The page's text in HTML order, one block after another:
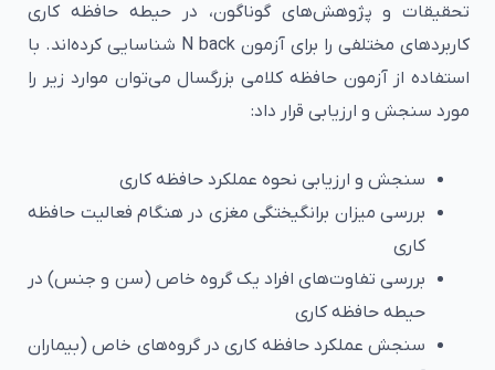
تحقیقات و پژوهش‌های گوناگون، در حیطه حافظه کاری
کاربردهای مختلفی را برای آزمون N back شناسایی کرده‌اند. با
استفاده از آزمون حافظه کلامی بزرگسال می‌توان موارد زیر را
مورد سنجش و ارزیابی قرار داد:
سنجش و ارزیابی نحوه عملکرد حافظه کاری
بررسی میزان برانگیختگی مغزی در هنگام فعالیت حافظه
کاری
بررسی تفاوت‌های افراد یک گروه خاص (سن و جنس) در
حیطه حافظه کاری
سنجش عملکرد حافظه کاری در گروه‌های خاص (بیماران